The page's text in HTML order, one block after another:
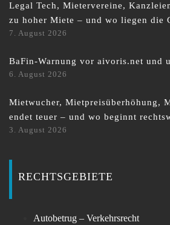
Legal Tech, Mietervereine,
zu hoher Miete – und wo liegen die
7. August 2026
BaFin-Warnung vor aivoris.net und
6. August 2026
Mietwucher, Mietpreisüberhöhung,
endet teuer – und wo beginnt
3. August 2026
RECHTSGEBIETE
Autobetrug – Verkehrsrecht